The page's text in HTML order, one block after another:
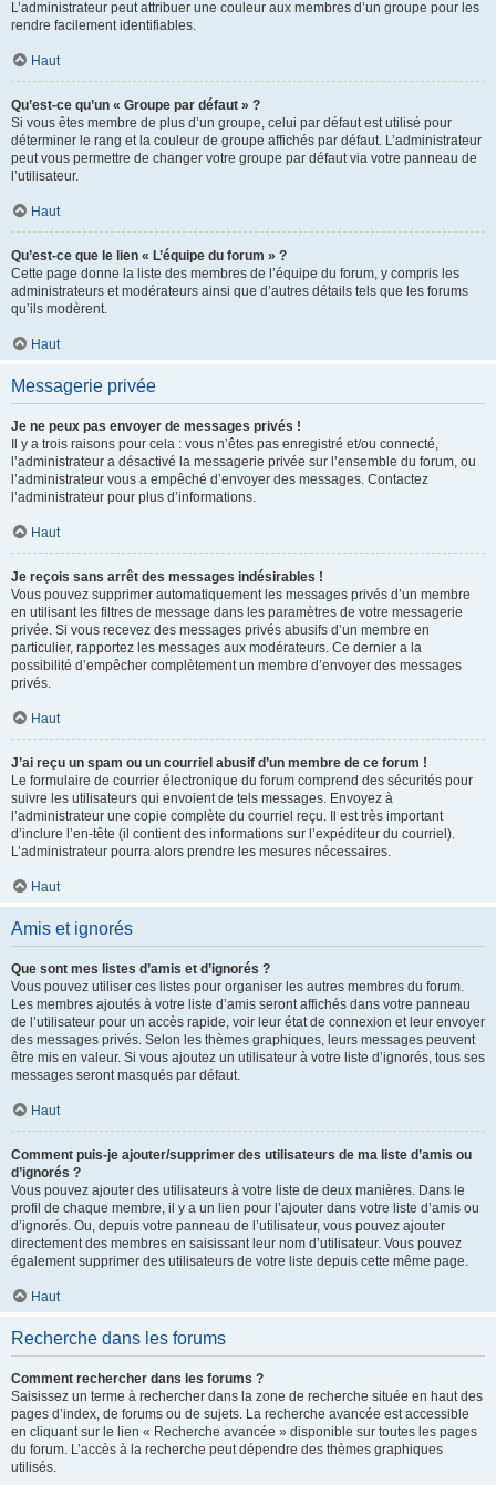
L’administrateur peut attribuer une couleur aux membres d’un groupe pour les
rendre facilement identifiables.
Haut
Qu’est-ce qu’un « Groupe par défaut » ?
Si vous êtes membre de plus d’un groupe, celui par défaut est utilisé pour
déterminer le rang et la couleur de groupe affichés par défaut. L’administrateur
peut vous permettre de changer votre groupe par défaut via votre panneau de
l’utilisateur.
Haut
Qu’est-ce que le lien « L’équipe du forum » ?
Cette page donne la liste des membres de l’équipe du forum, y compris les
administrateurs et modérateurs ainsi que d’autres détails tels que les forums
qu’ils modèrent.
Haut
Messagerie privée
Je ne peux pas envoyer de messages privés !
Il y a trois raisons pour cela : vous n’êtes pas enregistré et/ou connecté,
l’administrateur a désactivé la messagerie privée sur l’ensemble du forum, ou
l’administrateur vous a empêché d’envoyer des messages. Contactez
l’administrateur pour plus d’informations.
Haut
Je reçois sans arrêt des messages indésirables !
Vous pouvez supprimer automatiquement les messages privés d’un membre
en utilisant les filtres de message dans les paramètres de votre messagerie
privée. Si vous recevez des messages privés abusifs d’un membre en
particulier, rapportez les messages aux modérateurs. Ce dernier a la
possibilité d’empêcher complètement un membre d’envoyer des messages
privés.
Haut
J’ai reçu un spam ou un courriel abusif d’un membre de ce forum !
Le formulaire de courrier électronique du forum comprend des sécurités pour
suivre les utilisateurs qui envoient de tels messages. Envoyez à
l’administrateur une copie complète du courriel reçu. Il est très important
d’inclure l’en-tête (il contient des informations sur l’expéditeur du courriel).
L’administrateur pourra alors prendre les mesures nécessaires.
Haut
Amis et ignorés
Que sont mes listes d’amis et d’ignorés ?
Vous pouvez utiliser ces listes pour organiser les autres membres du forum.
Les membres ajoutés à votre liste d’amis seront affichés dans votre panneau
de l’utilisateur pour un accès rapide, voir leur état de connexion et leur envoyer
des messages privés. Selon les thèmes graphiques, leurs messages peuvent
être mis en valeur. Si vous ajoutez un utilisateur à votre liste d’ignorés, tous ses
messages seront masqués par défaut.
Haut
Comment puis-je ajouter/supprimer des utilisateurs de ma liste d’amis ou
d’ignorés ?
Vous pouvez ajouter des utilisateurs à votre liste de deux manières. Dans le
profil de chaque membre, il y a un lien pour l’ajouter dans votre liste d’amis ou
d’ignorés. Ou, depuis votre panneau de l’utilisateur, vous pouvez ajouter
directement des membres en saisissant leur nom d’utilisateur. Vous pouvez
également supprimer des utilisateurs de votre liste depuis cette même page.
Haut
Recherche dans les forums
Comment rechercher dans les forums ?
Saisissez un terme à rechercher dans la zone de recherche située en haut des
pages d’index, de forums ou de sujets. La recherche avancée est accessible
en cliquant sur le lien « Recherche avancée » disponible sur toutes les pages
du forum. L’accès à la recherche peut dépendre des thèmes graphiques
utilisés.